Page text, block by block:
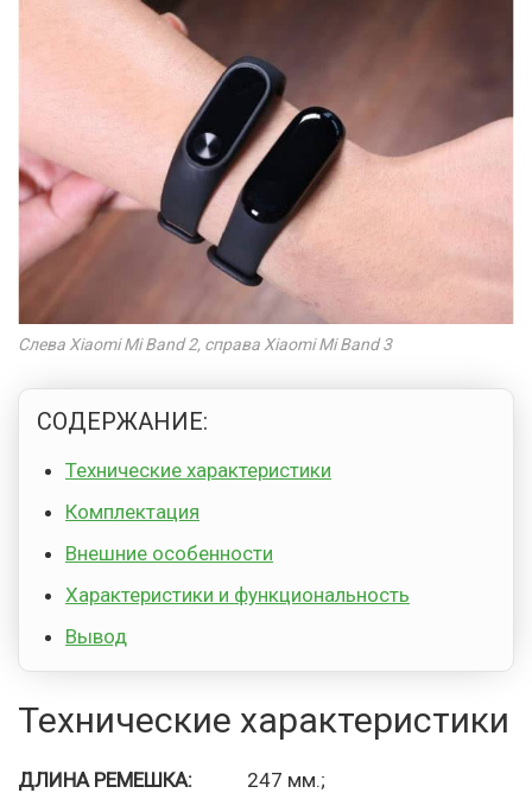
Слева Xiaomi Mi Band 2, справа Xiaomi Mi Band 3
СОДЕРЖАНИЕ:
Технические характеристики
Комплектация
Внешние особенности
Характеристики и функциональность
Вывод
Технические характеристики
ДЛИНА РЕМЕШКА: 247 мм.;